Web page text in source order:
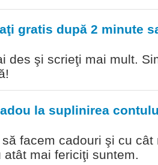
gratis după 2 minute
des şi scrieţi mai mult.
la suplinirea
facem cadouri şi cu cât
atât mai fericiţi suntem.